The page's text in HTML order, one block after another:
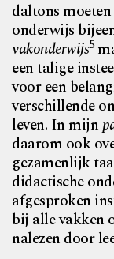
daltons
onderwijs
vakonderwijs5
een talige
voor een
verschillende
leven. In mijn
daarom ook
gezamenlijk
didactische
afgesproken
bij alle vakken
nalezen door